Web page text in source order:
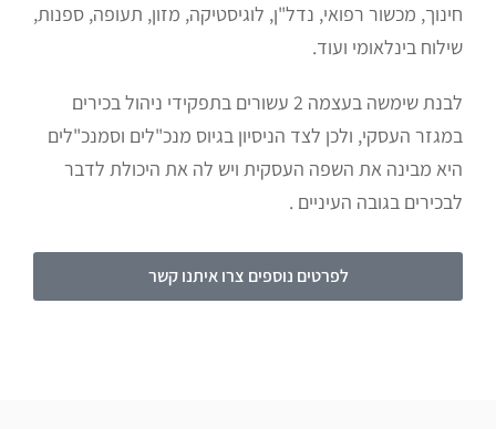
חינוך, מכשור רפואי, נדל"ן, לוגיסטיקה, מזון, תעופה, ספנות,
שילוח בינלאומי ועוד.
לבנת שימשה בעצמה 2 עשורים בתפקידי ניהול בכירים
במגזר העסקי, ולכן לצד הניסיון בגיוס מנכ"לים וסמנכ"לים
היא מבינה את השפה העסקית ויש לה את היכולת לדבר
לבכירים בגובה העיניים .
לפרטים נוספים צרו איתנו קשר